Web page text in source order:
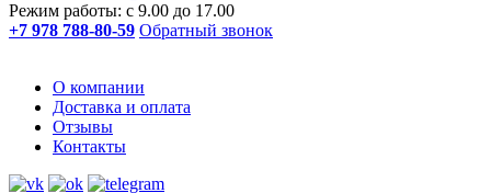
Режим работы: с 9.00 до 17.00
+7 978 788-80-59 Обратный звонок
О компании
Доставка и оплата
Отзывы
Контакты